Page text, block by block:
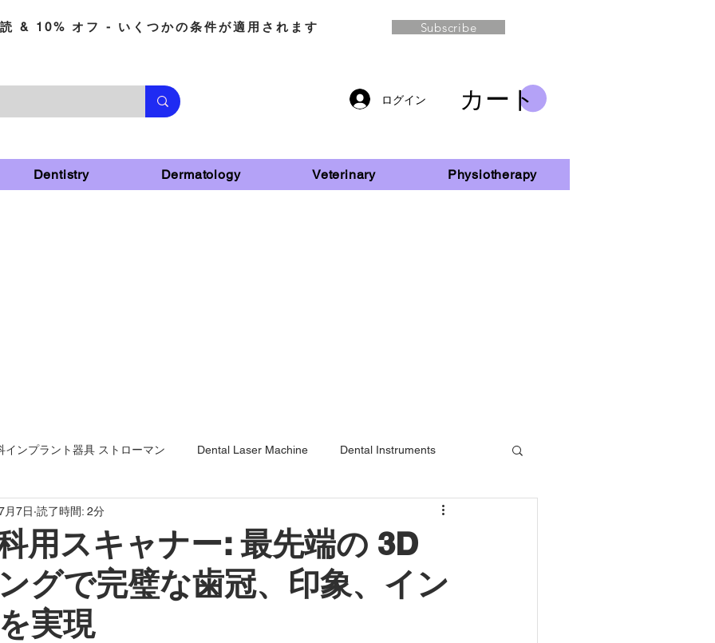
& 10% オフ - いくつかの条件が適用されます Subscribe
ログイン カート
Dentistry Dermatology Veterinary Physiotherapy
インプラント器具 ストローマン Dental Laser Machine Dental Instruments
Veterinary Equipment
練習シリコン Genouillère
用スキャナー: 最先端の 3D
グで完璧な歯冠、印象、イン
実現
月7日 読了時間: 2分